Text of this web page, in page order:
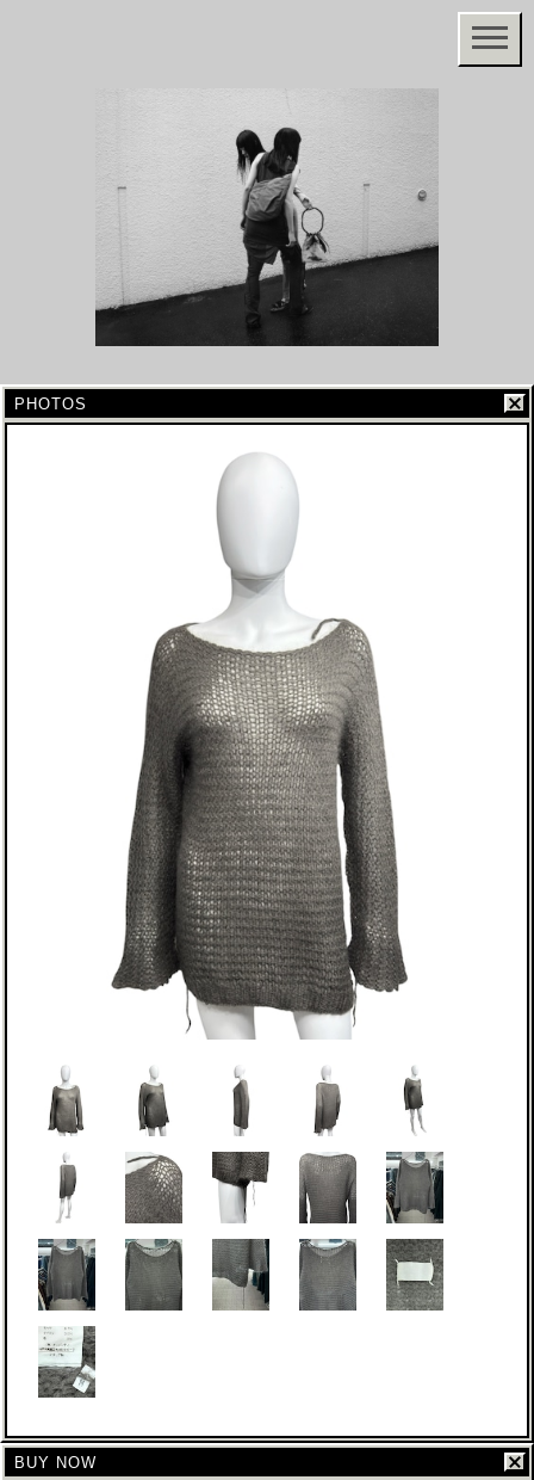
PHOTOS
BUY NOW